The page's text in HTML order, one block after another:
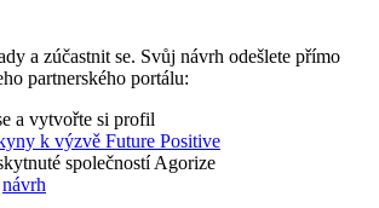
a zúčastnit se. Svůj návrh odešlete přímo
partnerského portálu:
a vytvořte si profil
k výzvě Future Positive
společností Agorize
návrh